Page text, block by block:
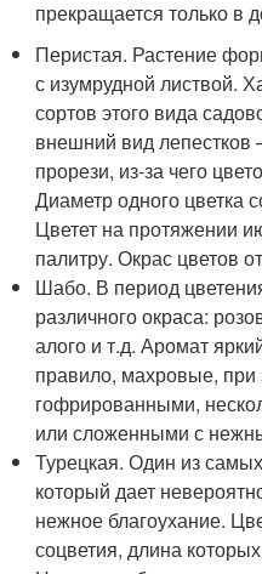
прекращается только в
Перистая. Растение
с изумрудной листвой.
сортов этого вида
внешний вид
прорези, из-за чего
Диаметр одного цветка
Цветет на протяжении
палитру. Окрас цветов
Шабо. В период
различного окраса:
алого и т.д. Аромат
правило, махровые, при
гофрированными,
или сложенными с
Турецкая. Один из
который дает
нежное благоухание.
соцветия, длина